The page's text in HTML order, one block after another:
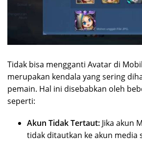
Tidak bisa mengganti Avatar di
merupakan kendala yang sering
pemain. Hal ini disebabkan oleh
seperti:
Akun Tidak Tertaut: Jika akun
tidak ditautkan ke akun media